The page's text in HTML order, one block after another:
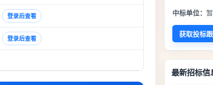
登录后查看
登录后查看
中标单位：
获取投标
最新招标信